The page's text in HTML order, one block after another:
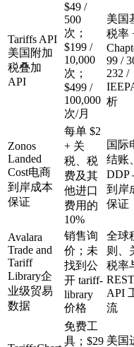
Tariffs API
美国附加
税叠加
API
$49 /
500
次；
$199 /
10,000
次；
$499 /
100,000
次/月
美国
税率
99 /
232 /
析
Zonos
Landed
Cost电商
到岸成本
保证
每单 $2
+ 关
税、税
费及其
他进口
费用的
10%
国际
结账、
DDP
到岸
保证
Avalara
Trade and
Tariff
Library企
业级贸易
数据
销售询
价；未
找到公
开 tariff-
library
价格
全球
则、
税率
REST
API
流
免费工
具；$29 美国